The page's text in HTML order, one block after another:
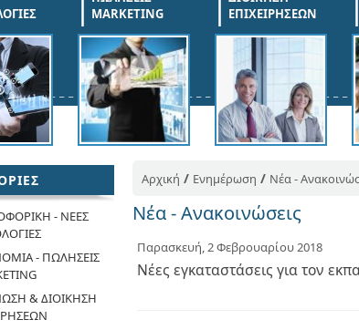
MARKETING
ΕΠΙΧΕΙΡΗΣΕΩΝ
- ΝΕΕΣ
- ΠΩΛΗΣΕΙΣ
& ΔΙΟΙΚΗΣΗ
Αρχική / Ενημέρωση / Νέα -
Νέα - Ανακοινώσεις
Παρασκευή, 2 Φεβρουαρίου 2018
Νέες εγκαταστάσεις για τον